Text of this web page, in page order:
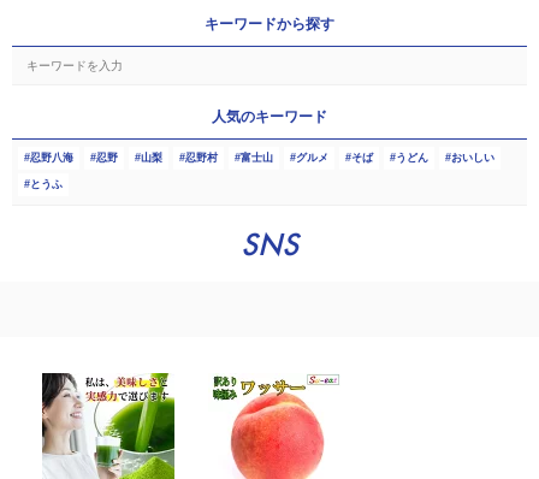
キーワードから探す
人気のキーワード
忍野八海 忍野 山梨 忍野村 富士山 グルメ そば うどん おいしい
とうふ
SNS